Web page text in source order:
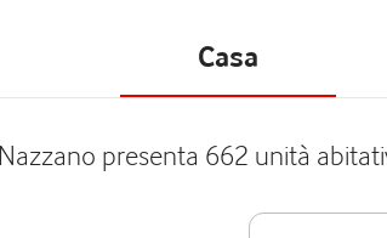
Casa
presenta 662 unità